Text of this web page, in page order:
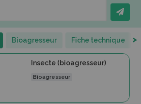
Bioagresseur Fiche technique >
Insecte (bioagresseur)
Bioagresseur